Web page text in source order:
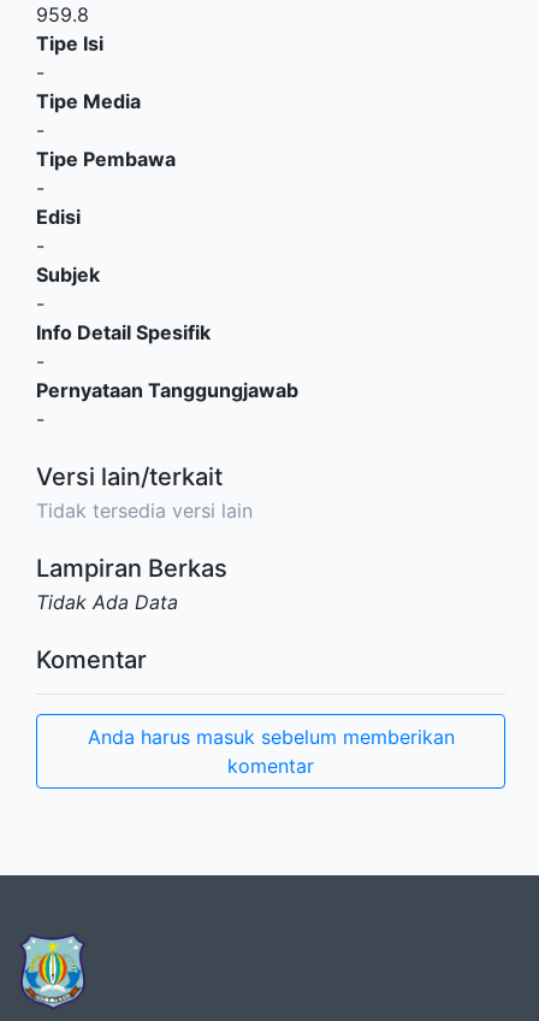
959.8
Tipe Isi
-
Tipe Media
-
Tipe Pembawa
-
Edisi
-
Subjek
-
Info Detail Spesifik
-
Pernyataan Tanggungjawab
-
Versi lain/terkait
Tidak tersedia versi lain
Lampiran Berkas
Tidak Ada Data
Komentar
Anda harus masuk sebelum memberikan
komentar